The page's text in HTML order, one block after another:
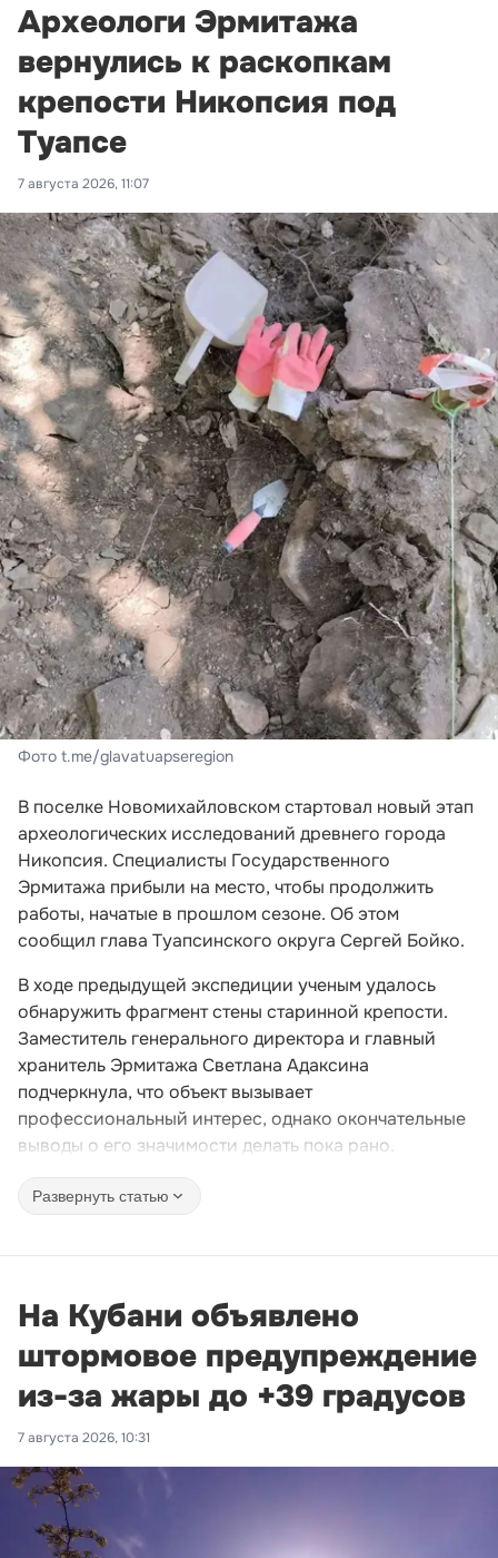
Археологи Эрмитажа
вернулись к раскопкам
крепости Никопсия под
Туапсе
7 августа 2026, 11:07
Фото t.me/glavatuapseregion
В поселке Новомихайловском стартовал новый этап
археологических исследований древнего города
Никопсия. Специалисты Государственного
Эрмитажа прибыли на место, чтобы продолжить
работы, начатые в прошлом сезоне. Об этом
сообщил глава Туапсинского округа Сергей Бойко.
В ходе предыдущей экспедиции ученым удалось
обнаружить фрагмент стены старинной крепости.
Заместитель генерального директора и главный
хранитель Эрмитажа Светлана Адаксина
подчеркнула, что объект вызывает
профессиональный интерес, однако окончательные
выводы о его значимости делать пока рано.
Развернуть статью
На Кубани объявлено
штормовое предупреждение
из-за жары до +39 градусов
7 августа 2026, 10:31